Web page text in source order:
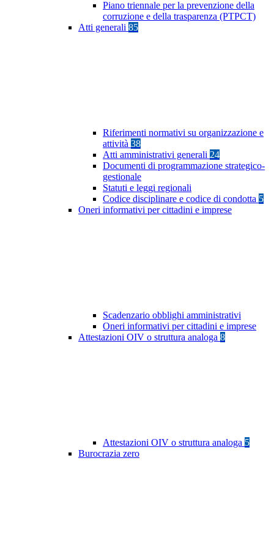
Piano triennale per la prevenzione della
corruzione e della trasparenza (PTPCT)
Atti generali 85
Riferimenti normativi su organizzazione e
attività 38
Atti amministrativi generali 24
Documenti di programmazione strategico-
gestionale
Statuti e leggi regionali
Codice disciplinare e codice di condotta 5
Oneri informativi per cittadini e imprese
Scadenzario obblighi amministrativi
Oneri informativi per cittadini e imprese
Attestazioni OIV o struttura analoga 8
Attestazioni OIV o struttura analoga 5
Burocrazia zero